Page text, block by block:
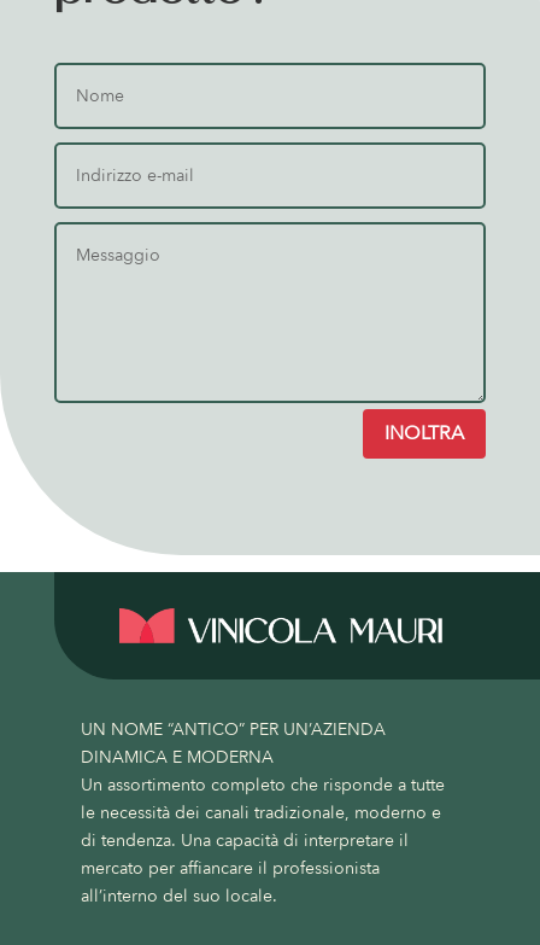
INOLTRA
UN NOME “ANTICO” PER UN’AZIENDA
DINAMICA E MODERNA
Un assortimento completo che risponde a tutte
le necessità dei canali tradizionale, moderno e
di tendenza. Una capacità di interpretare il
mercato per affiancare il professionista
all’interno del suo locale.